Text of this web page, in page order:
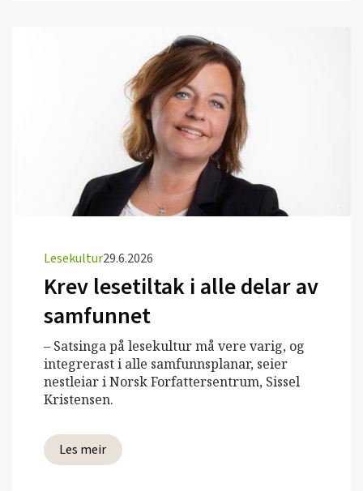
Lesekultur29.6.2026
Krev lesetiltak i alle delar av
samfunnet
– Satsinga på lesekultur må vere varig, og
integrerast i alle samfunnsplanar, seier
nestleiar i Norsk Forfattersentrum, Sissel
Kristensen.
Les meir